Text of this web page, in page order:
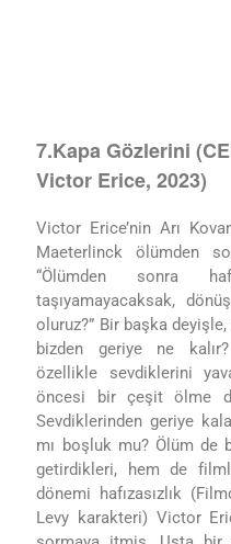
7.Kapa Gözlerini
Victor Erice, 2023)
Victor Erice’nin Arı
Maeterlinck ölümden
“Ölümden sonra
taşıyamayacaksak,
oluruz?” Bir başka deyişle,
bizden geriye ne
özellikle sevdiklerini
öncesi bir çeşit ölme
Sevdiklerinden geriye
mı boşluk mu? Ölüm de
getirdikleri, hem de
dönemi hafızasızlık
Levy karakteri) Victor